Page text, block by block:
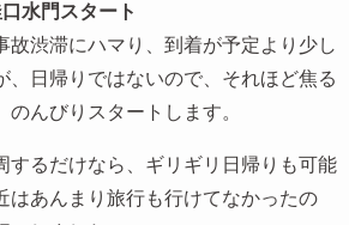
口水門スタート
故渋滞にハマり、到着が予定より少し
、日帰りではないので、それほど焦る
のんびりスタートします。
するだけなら、ギリギリ日帰りも可能
はあんまり旅行も行けてなかったの